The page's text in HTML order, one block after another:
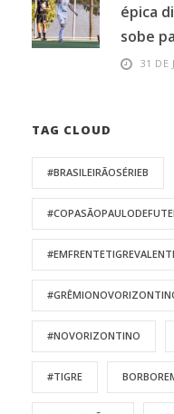
épica
sobe
31 DE
TAG CLOUD
#BRASILEIRÃOSÉRIEB
#NOVORIZONTINO
#TIGRE